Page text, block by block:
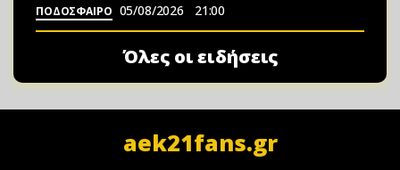
ΠΟΔΟΣΦΑΙΡΟ 05/08/2026 21:00
Όλες οι ειδήσεις
aek21fans.gr